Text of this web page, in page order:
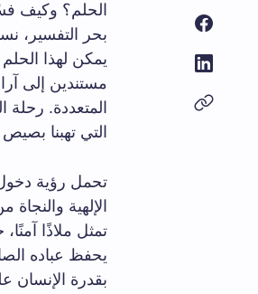
الحلم؟ وكيف
بحر التفسير،
يمكن لهذا
مستندين إلى
المتعددة.
التي تهبنا
تحمل رؤية دخول
الإلهية
تمثل ملاذًا
يحفظ عباده
بقدرة الإنسان